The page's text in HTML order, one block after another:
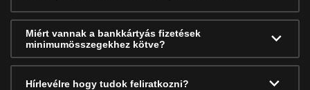
Miért vannak a bankkártyás fizetések
minimumösszegekhez kötve?
Hírlevélre hogy tudok feliratkozni?